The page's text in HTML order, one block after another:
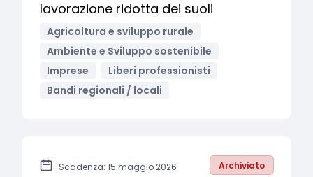
lavorazione ridotta dei suoli
Agricoltura e sviluppo rurale
Ambiente e Sviluppo sostenibile
Imprese
Liberi professionisti
Bandi regionali / locali
Scadenza: 15 maggio 2026 Archiviato